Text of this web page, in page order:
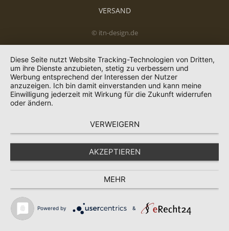
VERSAND
© itn-design.de
Diese Seite nutzt Website Tracking-Technologien von Dritten,
um ihre Dienste anzubieten, stetig zu verbessern und
Werbung entsprechend der Interessen der Nutzer
anzuzeigen. Ich bin damit einverstanden und kann meine
Einwilligung jederzeit mit Wirkung für die Zukunft widerrufen
oder ändern.
VERWEIGERN
AKZEPTIEREN
MEHR
Powered by &